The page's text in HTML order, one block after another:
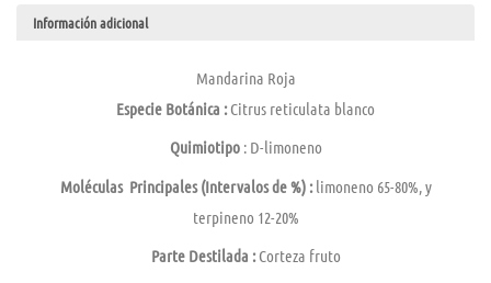
Información adicional
Mandarina Roja
Especie Botánica :Citrus reticulata blanco
Quimiotipo: D-limoneno
MoléculasPrincipales (Intervalos de %) :limoneno 65-80%, y
terpineno 12-20%
Parte Destilada :Corteza fruto